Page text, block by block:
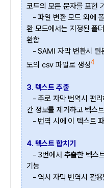
코드의 모든 문자를 표현
- 파일 변환 모드 외에
환 모드에서는 지정된 폴
환함
- SAMI 자막 변환시 원
도의 csv 파일로 생성4
3. 텍스트 추출
- 주로 자막 번역시 편리
간 정보를 제거하고 텍스
- 번역 시에 이 텍스트
4. 텍스트 합치기
- 3번에서 추출한 텍스
기능
- 역시 자막 번역시 활용